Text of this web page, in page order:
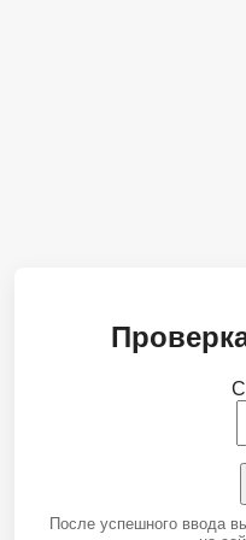
После успешного ввода